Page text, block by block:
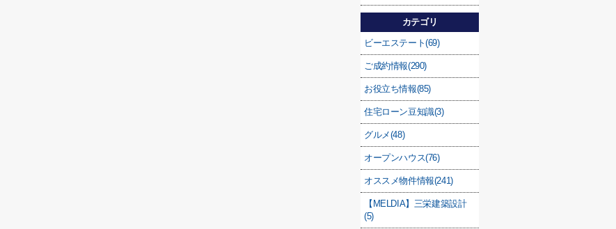
カテゴリ
ビーエステート(69)
ご成約情報(290)
お役立ち情報(85)
住宅ローン豆知識(3)
グルメ(48)
オープンハウス(76)
オススメ物件情報(241)
【MELDIA】三栄建築設計
(5)